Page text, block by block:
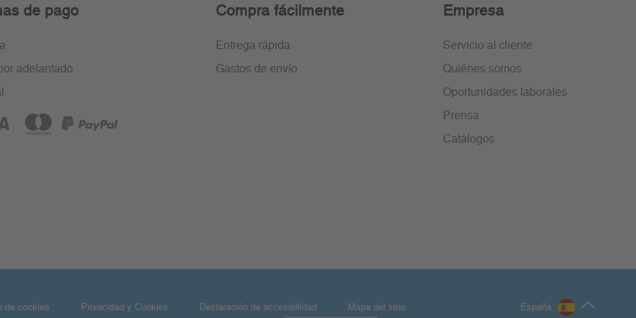
de pago
adelantado
Compra fácilmente
Entrega rápida
Gastos de envío
Empresa
Servicio al cliente
Quiénes somos
Oportunidades laborales
Prensa
Catálogos
España
de cookies Privacidad y Cookies Declaración de accesibilidad Mapa del sitio